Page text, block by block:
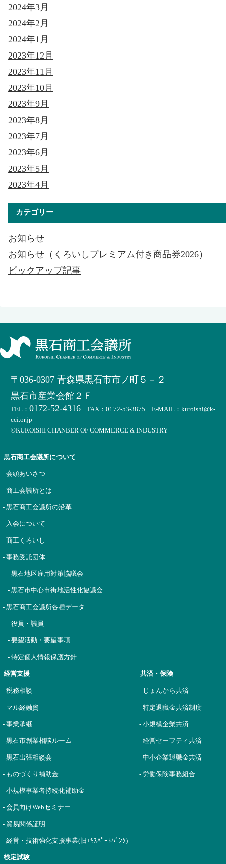
2024年3月
2024年2月
2024年1月
2023年12月
2023年11月
2023年10月
2023年9月
2023年8月
2023年7月
2023年6月
2023年5月
2023年4月
カテゴリー
お知らせ
お知らせ（くろいしプレミアム付き商品券2026）
ピックアップ記事
〒036-0307 青森県黒石市市ノ町５－２
黒石市産業会館２Ｆ
TEL： 0172-52-4316FAX：0172-53-3875 E-MAIL：kuroishi@k-
cci.or.jp
©KUROISHI CHANBER OF COMMERCE & INDUSTRY
黒石商工会議所について
- 会頭あいさつ
- 商工会議所とは
- 黒石商工会議所の沿革
- 入会について
- 商工くろいし
- 事務受託団体
- 黒石地区雇用対策協議会
- 黒石市中心市街地活性化協議会
- 黒石商工会議所各種データ
- 役員・議員
- 要望活動・要望事項
- 特定個人情報保護方針
経営支援
- 税務相談
- マル経融資
- 事業承継
- 黒石市創業相談ルーム
- 黒石出張相談会
- ものづくり補助金
- 小規模事業者持続化補助金
- 会員向けWebセミナー
- 貿易関係証明
- 経営・技術強化支援事業(旧ｴｷｽﾊﾟｰﾄﾊﾞﾝｸ)
共済・保険
- じょんから共済
- 特定退職金共済制度
- 小規模企業共済
- 経営セーフティ共済
- 中小企業退職金共済
- 労働保険事務組合
検定試験